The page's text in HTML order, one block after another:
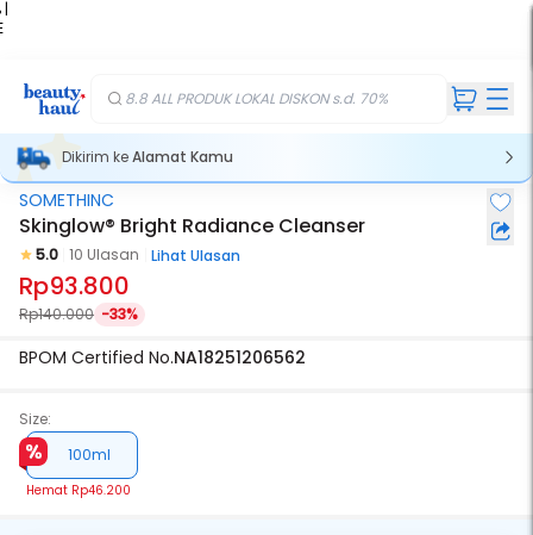
|
8.8 ALL PRODUK LOKAL DISKON s.d. 70%
Dikirim keAlamat Kamu
SOMETHINC
Skinglow® Bright Radiance Cleanser
5.0 10 Ulasan Lihat Ulasan
Rp93.800
Rp140.000 -33%
BPOM Certified No.NA18251206562
Size:
100ml
Hemat Rp46.200